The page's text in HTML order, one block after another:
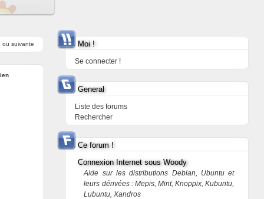
ou suivante Moi !
Se connecter !
General
Liste des forums
Rechercher
Ce forum !
Connexion Internet sous Woody
Aide sur les distributions Debian, Ubuntu et
leurs dérivées : Mepis, Mint, Knoppix, Kubuntu,
Lubuntu, Xandros